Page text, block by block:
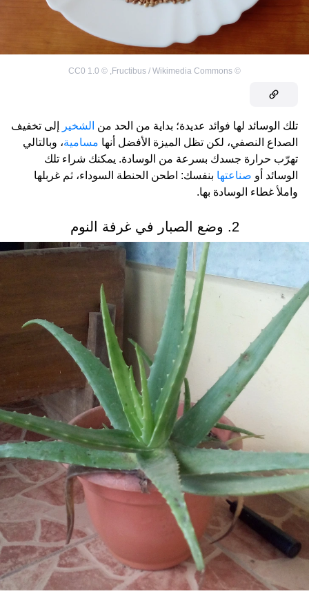
©
Fructibus / Wikimedia Commons
©
CC0 1.0
تلك الوسائد لها فوائد عديدة؛ بداية من الحد من الشخير
إلى تخفيف
الصداع النصفي، لكن تظل الميزة الأفضل أنها مسامية، وبالتالي
تهرّب حرارة جسدك بسرعة من الوسادة. يمكنك شراء تلك
الوسائد أو صناعتها بنفسك: اطحن الحنطة السوداء، ثم غربلها
واملأ غطاء الوسادة بها.
2. وضع الصبار في غرفة النوم